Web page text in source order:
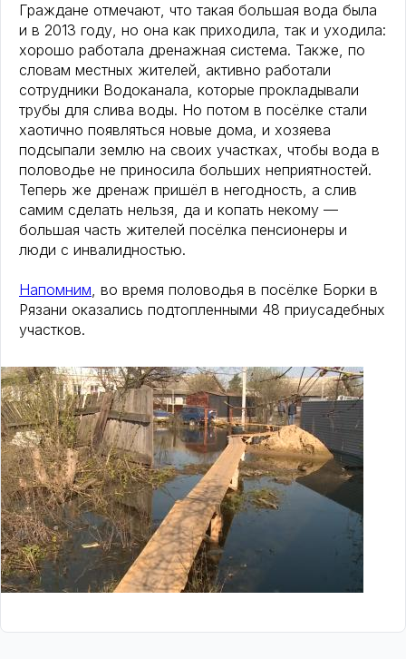
Граждане отмечают, что такая большая вода была
и в 2013 году, но она как приходила, так и уходила:
хорошо работала дренажная система. Также, по
словам местных жителей, активно работали
сотрудники Водоканала, которые прокладывали
трубы для слива воды. Но потом в посёлке стали
хаотично появляться новые дома, и хозяева
подсыпали землю на своих участках, чтобы вода в
половодье не приносила больших неприятностей.
Теперь же дренаж пришёл в негодность, а слив
самим сделать нельзя, да и копать некому —
большая часть жителей посёлка пенсионеры и
люди с инвалидностью.
Напомним, во время половодья в посёлке Борки в
Рязани оказались подтопленными 48 приусадебных
участков.